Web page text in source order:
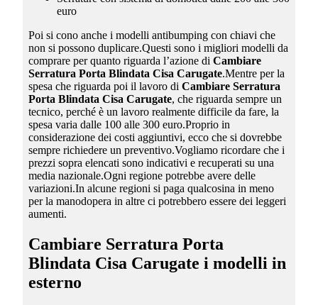
euro
Poi si cono anche i modelli antibumping con chiavi che
non si possono duplicare.Questi sono i migliori modelli da
comprare per quanto riguarda l’azione di Cambiare
Serratura Porta Blindata Cisa Carugate.Mentre per la
spesa che riguarda poi il lavoro di Cambiare Serratura
Porta Blindata Cisa Carugate, che riguarda sempre un
tecnico, perché è un lavoro realmente difficile da fare, la
spesa varia dalle 100 alle 300 euro.Proprio in
considerazione dei costi aggiuntivi, ecco che si dovrebbe
sempre richiedere un preventivo.Vogliamo ricordare che i
prezzi sopra elencati sono indicativi e recuperati su una
media nazionale.Ogni regione potrebbe avere delle
variazioni.In alcune regioni si paga qualcosina in meno
per la manodopera in altre ci potrebbero essere dei leggeri
aumenti.
Cambiare Serratura Porta
Blindata Cisa Carugate i modelli in
esterno